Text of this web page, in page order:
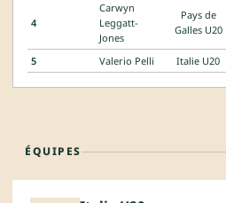
4
Carwyn
Leggatt-
Jones
Pays de
Galles U20
5 Valerio Pelli Italie U20
ÉQUIPES